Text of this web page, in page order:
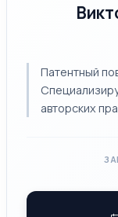
Патентный
авторских